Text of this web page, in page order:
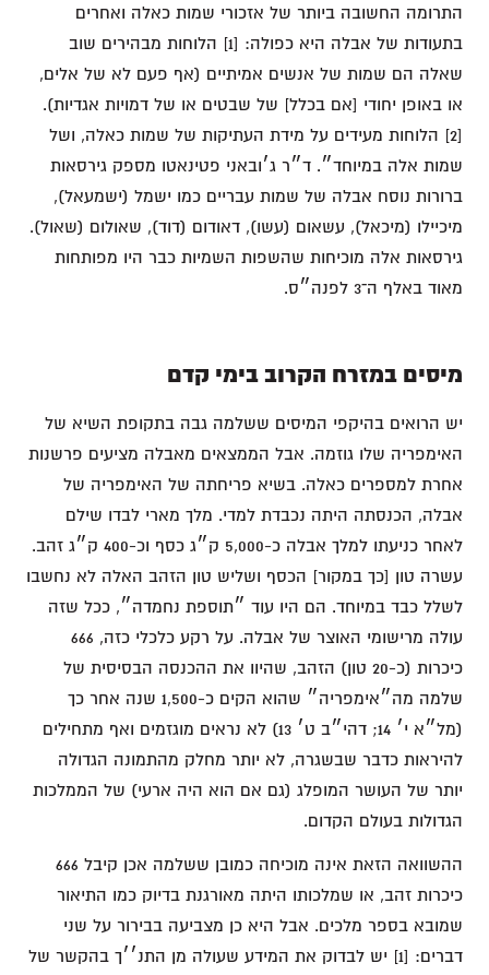
התרומה החשובה ביותר של אזכורי שמות כאלה ואחרים
בתעודות של אבלה היא כפולה: [1] הלוחות מבהירים שוב
שאלה הם שמות של אנשים אמיתיים (אף פעם לא של אלים,
או באופן יחודי [אם בכלל] של שבטים או של דמויות אגדיות).
[2] הלוחות מעידים על מידת העתיקות של שמות כאלה, ושל
שמות אלה במיוחד״. ד״ר ג׳ובאני פטינאטו מספק גירסאות
ברורות נוסח אבלה של שמות עבריים כמו ישמל (ישמעאל),
מיכיילו (מיכאל), עשאום (עשו), דאודום (דוד), שאולום (שאול).
גירסאות אלה מוכיחות שהשפות השמיות כבר היו מפותחות
מאוד באלף ה־3 לפנה״ס.
מיסים במזרח הקרוב בימי קדם
יש הרואים בהיקפי המיסים ששלמה גבה בתקופת השיא של
האימפריה שלו גוזמה. אבל הממצאים מאבלה מציעים פרשנות
אחרת למספרים כאלה. בשיא פריחתה של האימפריה של
אבלה, הכנסתה היתה נכבדת למדי. מלך מארי לבדו שילם
לאחר כניעתו למלך אבלה כ-5,000 ק״ג כסף וכ-400 ק״ג זהב.
עשרה טון [כך במקור] הכסף ושליש טון הזהב האלה לא נחשבו
לשלל כבד במיוחד. הם היו עוד ״תוספת נחמדה״, ככל שזה
עולה מרישומי האוצר של אבלה. על רקע כלכלי כזה, 666
כיכרות (כ-20 טון) הזהב, שהיוו את ההכנסה הבסיסית של
שלמה מה״אימפריה״ שהוא הקים כ-1,500 שנה אחר כך
(מל״א י׳ 14; דהי״ב ט׳ 13) לא נראים מוגזמים ואף מתחילים
להיראות כדבר שבשגרה, לא יותר מחלק מהתמונה הגדולה
יותר של העושר המופלג (גם אם הוא היה ארעי) של הממלכות
הגדולות בעולם הקדום.
ההשוואה הזאת אינה מוכיחה כמובן ששלמה אכן קיבל 666
כיכרות זהב, או שמלכותו היתה מאורגנת בדיוק כמו התיאור
שמובא בספר מלכים. אבל היא כן מצביעה בבירור על שני
דברים: [1] יש לבדוק את המידע שעולה מן התנ׳׳ך בהקשר של